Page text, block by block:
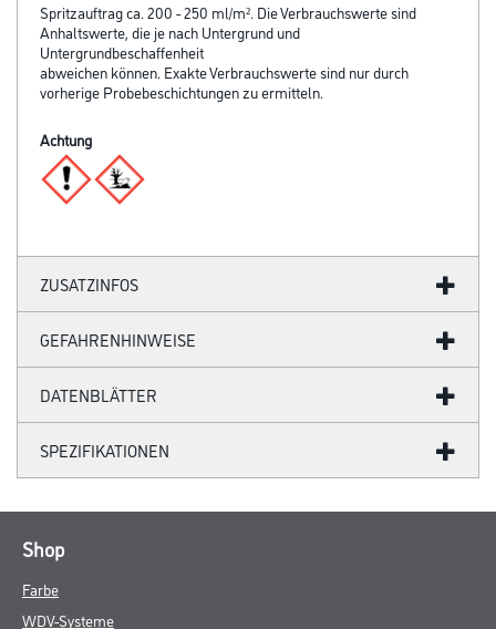
Spritzauftrag ca. 200 - 250 ml/m². Die Verbrauchswerte sind
Anhaltswerte, die je nach Untergrund und
Untergrundbeschaffenheit
abweichen können. Exakte Verbrauchswerte sind nur durch
vorherige Probebeschichtungen zu ermitteln.
Achtung
ZUSATZINFOS
GEFAHRENHINWEISE
DATENBLÄTTER
SPEZIFIKATIONEN
Shop
Farbe
WDV-Systeme